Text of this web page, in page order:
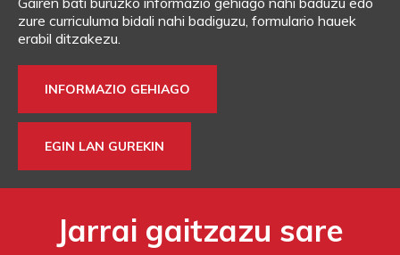
zure curriculuma bidali nahi badiguzu, formulario hauek
erabil ditzakezu.
INFORMAZIO GEHIAGO
EGIN LAN GUREKIN
Jarrai gaitzazu sare